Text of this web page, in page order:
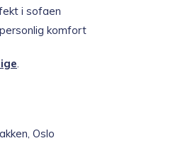
i sofaen
komfort
.
Oslo